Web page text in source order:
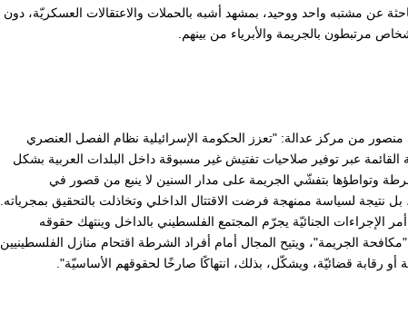
عن مشتبه واحد ووحيد، بمشهد أشبه بالحملات والاعتقالات العسكريّة، دون
مرتبطون بالجريمة والأبرياء من بينهم.
من مركز عدالة: "تعزز الحكومة الإسرائيلية نظام الفصل العنصري
القائمة عبر توفير صلاحيات تفتيش غير مسبوقة داخل البلدات العربية بشكل
وتواطؤها بتفشّي الجريمة على مدار السنين لا ينبع من قصور في
بل نتيجة لسياسة ممنهجة فرضت الاقتتال الداخلي وتخاذلت بالتحقيق بمجرياته.
أمر الإجراءات الجنائيّة يجرّم المجتمع الفلسطيني بالداخل وينتهك حقوقه
الجريمة"، ويتيح المجال أمام أفراد الشرطة اقتحام منازل الفلسطينيين
أو رقابة قضائيّة، ويشكّل، بذلك، انتهاكًا صارخًا لحقوقهم الأساسيّة".